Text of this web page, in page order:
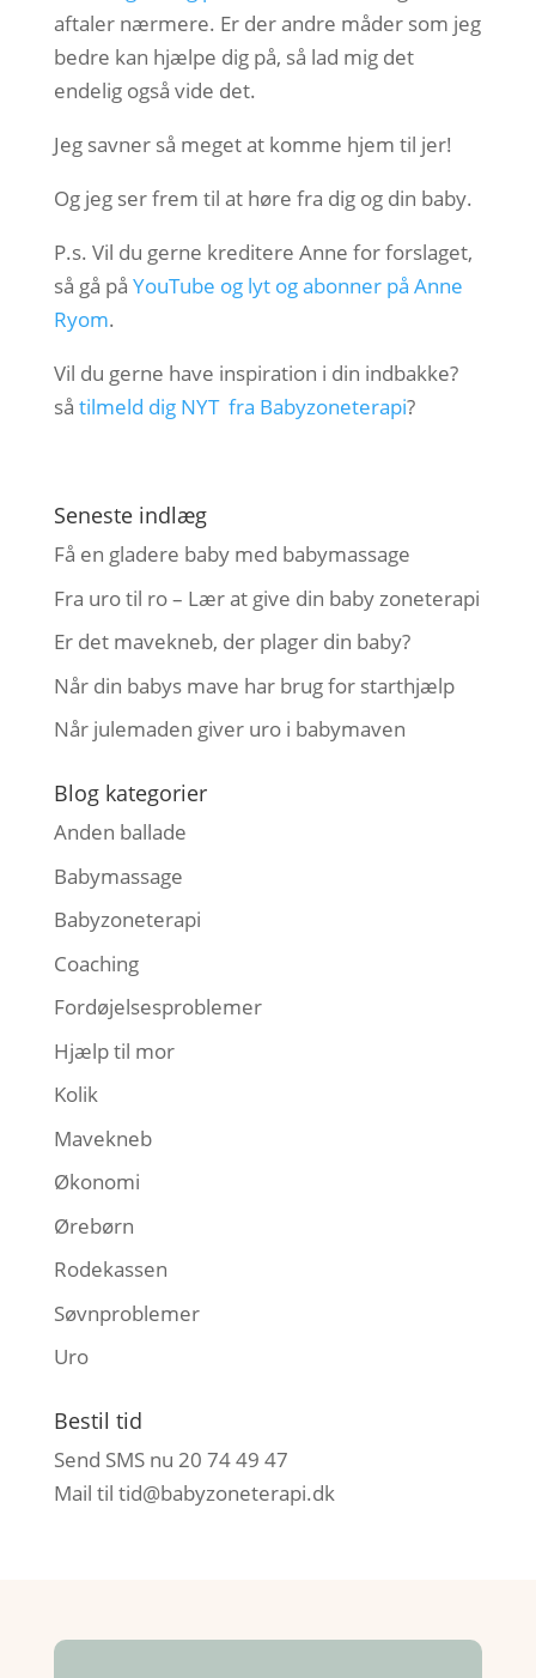
aftaler nærmere. Er der andre måder som jeg
bedre kan hjælpe dig på, så lad mig det
endelig også vide det.
Jeg savner så meget at komme hjem til jer!
Og jeg ser frem til at høre fra dig og din baby.
P.s. Vil du gerne kreditere Anne for forslaget,
så gå på YouTube og lyt og abonner på Anne
Ryom.
Vil du gerne have inspiration i din indbakke?
så tilmeld dig NYT fra Babyzoneterapi?
Seneste indlæg
Få en gladere baby med babymassage
Fra uro til ro – Lær at give din baby zoneterapi
Er det mavekneb, der plager din baby?
Når din babys mave har brug for starthjælp
Når julemaden giver uro i babymaven
Blog kategorier
Anden ballade
Babymassage
Babyzoneterapi
Coaching
Fordøjelsesproblemer
Hjælp til mor
Kolik
Mavekneb
Økonomi
Ørebørn
Rodekassen
Søvnproblemer
Uro
Bestil tid
Send SMS nu 20 74 49 47
Mail til tid@babyzoneterapi.dk